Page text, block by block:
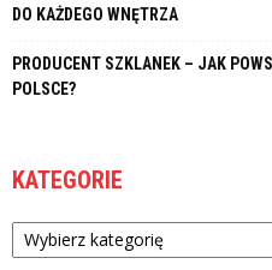
DO KAŻDEGO WNĘTRZA
PRODUCENT SZKLANEK – JAK
POLSCE?
KATEGORIE
Kategorie